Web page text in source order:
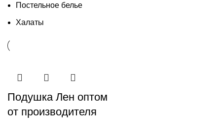
Постельное белье
Халаты
Подушка Лен оптом
от производителя